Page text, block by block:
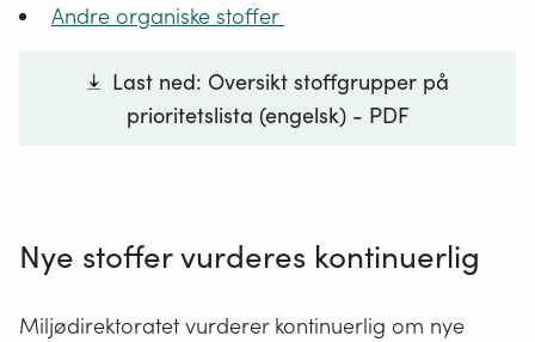
Andre organiske stoffer
Last ned: Oversikt stoffgrupper på
prioritetslista (engelsk) - PDF
Nye stoffer vurderes kontinuerlig
Miljødirektoratet vurderer kontinuerlig om nye